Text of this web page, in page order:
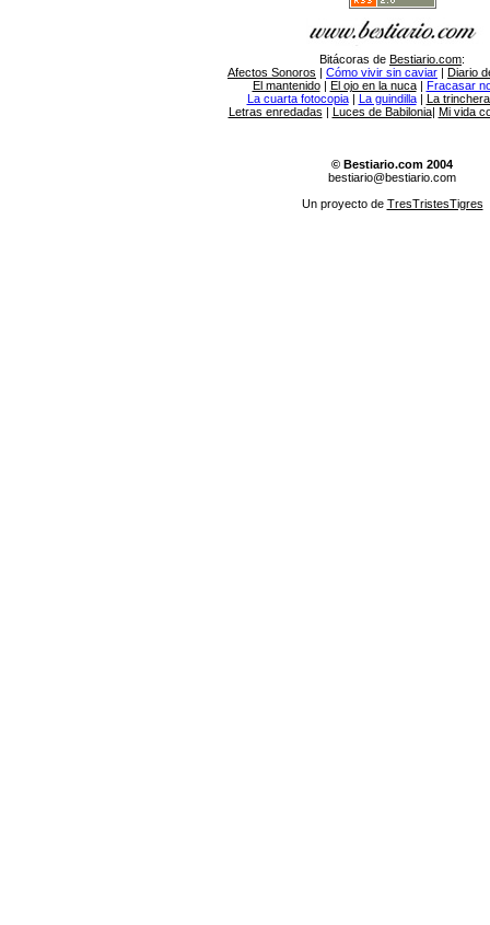
Bitácoras de Bestiario.com:
Afectos Sonoros | Cómo vivir sin caviar | Diario
El mantenido| El ojo en la nuca| Fracasar
La cuarta fotocopia| La guindilla| La
Letras enredadas | Luces de Babilonia| Mi vida
© Bestiario.com 2004
bestiario@bestiario.com
Un proyecto de TresTristesTigres